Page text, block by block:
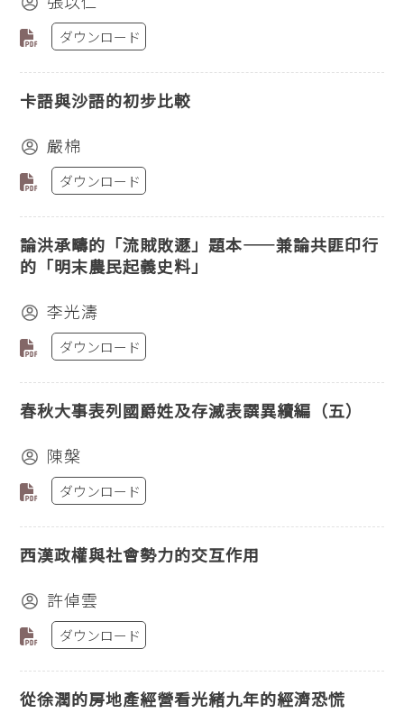
ダウンロード
卡語與沙語的初步比較
嚴棉
ダウンロード
論洪承疇的「流賊敗遯」題本——兼論共匪印行
的「明末農民起義史料」
李光濤
ダウンロード
春秋大事表列國爵姓及存滅表譔異續編（五）
陳槃
ダウンロード
西漢政權與社會勢力的交互作用
許倬雲
ダウンロード
從徐潤的房地產經營看光緒九年的經濟恐慌